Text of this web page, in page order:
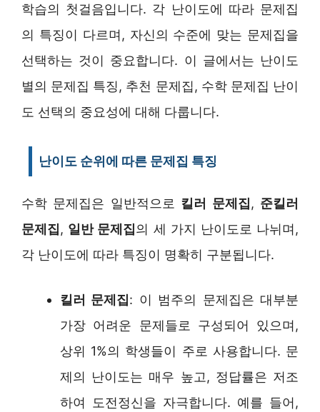
학습의 첫걸음입니다. 각 난이도에 따라 문제집
의 특징이 다르며, 자신의 수준에 맞는 문제집을
선택하는 것이 중요합니다. 이 글에서는 난이도
별의 문제집 특징, 추천 문제집, 수학 문제집 난이
도 선택의 중요성에 대해 다룹니다.
난이도 순위에 따른 문제집 특징
수학 문제집은 일반적으로 킬러 문제집, 준킬러
문제집, 일반 문제집의 세 가지 난이도로 나뉘며,
각 난이도에 따라 특징이 명확히 구분됩니다.
킬러 문제집: 이 범주의 문제집은 대부분
가장 어려운 문제들로 구성되어 있으며,
상위 1%의 학생들이 주로 사용합니다. 문
제의 난이도는 매우 높고, 정답률은 저조
하여 도전정신을 자극합니다. 예를 들어,